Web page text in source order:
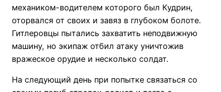
механиком-водителем которого был Кудрин,
оторвался от своих и завяз в глубоком болоте.
Гитлеровцы пытались захватить неподвижную
машину, но экипаж отбил атаку уничтожив
вражеское орудие и несколько солдат.
На следующий день при попытке связаться со